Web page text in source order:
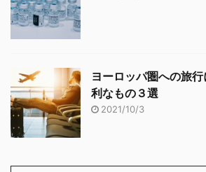
ヨーロッパ圏への旅
利なもの３選
2021/10/3